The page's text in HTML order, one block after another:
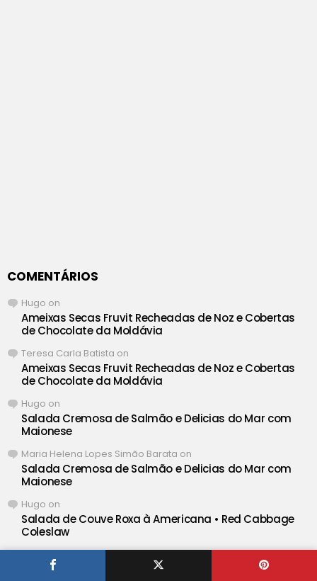
COMENTÁRIOS
Hugo on
Ameixas Secas Fruvit Recheadas de Noz e Cobertas
de Chocolate da Moldávia
Teresa Carla Batista on
Ameixas Secas Fruvit Recheadas de Noz e Cobertas
de Chocolate da Moldávia
Hugo on
Salada Cremosa de Salmão e Delicias do Mar com
Maionese
Maria Helena Lopes Simão Barata on
Salada Cremosa de Salmão e Delicias do Mar com
Maionese
Hugo on
Salada de Couve Roxa à Americana • Red Cabbage
Coleslaw
Salada de Couve Roxa à Americana • Red Cabbage